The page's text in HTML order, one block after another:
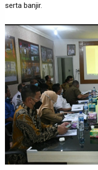
serta banjir.